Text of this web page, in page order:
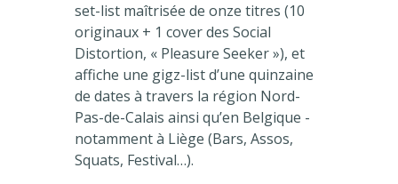
set-list maîtrisée de onze titres (10
originaux + 1 cover des Social
Distortion, « Pleasure Seeker »), et
affiche une gigz-list d’une quinzaine
de dates à travers la région Nord-
Pas-de-Calais ainsi qu’en Belgique -
notamment à Liège (Bars, Assos,
Squats, Festival…).